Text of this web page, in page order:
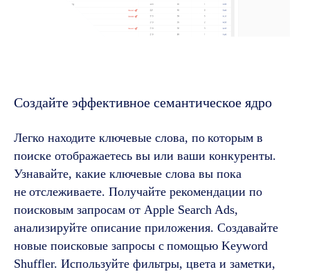
Создайте эффективное семантическое ядро
Легко находите ключевые слова, по которым в
поиске отображаетесь вы или ваши конкуренты.
Узнавайте, какие ключевые слова вы пока
не отслеживаете. Получайте рекомендации по
поисковым запросам от Apple Search Ads,
анализируйте описание приложения. Создавайте
новые поисковые запросы с помощью Keyword
Shuffler. Используйте фильтры, цвета и заметки,